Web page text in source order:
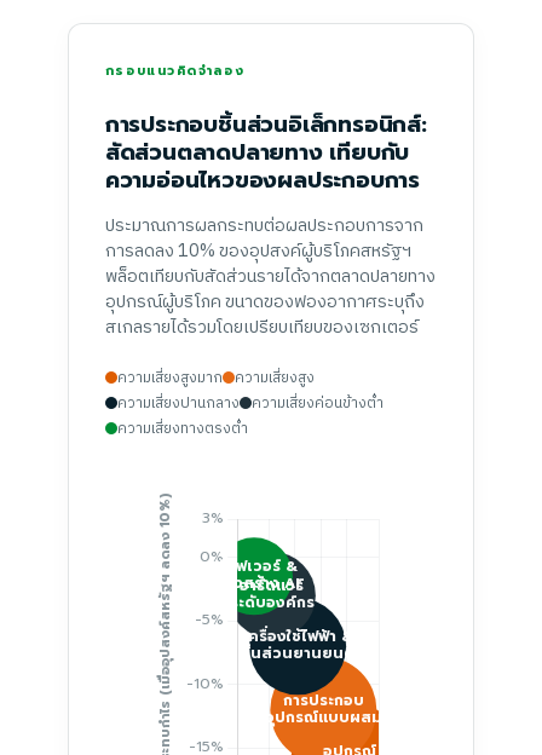
กรอบแนวคิดจำลอง
การประกอบชิ้นส่วนอิเล็กทรอนิกส์:
สัดส่วนตลาดปลายทาง เทียบกับ
ความอ่อนไหวของผลประกอบการ
ประมาณการผลกระทบต่อผลประกอบการจาก
การลดลง 10% ของอุปสงค์ผู้บริโภคสหรัฐฯ
พล็อตเทียบกับสัดส่วนรายได้จากตลาดปลายทาง
อุปกรณ์ผู้บริโภค ขนาดของฟองอากาศระบุถึง
สเกลรายได้รวมโดยเปรียบเทียบของเซกเตอร์
ความเสี่ยงสูงมาก ความเสี่ยงสูง
ความเสี่ยงปานกลาง ความเสี่ยงค่อนข้างต่ำ
ความเสี่ยงทางตรงต่ำ